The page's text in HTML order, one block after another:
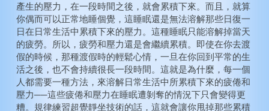
產生的壓力，在一段時間之後，就會累積下來。而且，就算
你偶而可以正常地睡個覺，這睡眠還是無法溶解那些日復一
日在日常生活中累積下來的壓力。這種睡眠只能溶解掉當天
的疲勞。所以，疲勞和壓力還是會繼續累積。即使在你去渡
假的時候，那種渡假時的輕鬆心情，一旦在你回到平常的生
活之後，也不會持續很長一段時間。這就是為什麼，每一個
人都需要一種方法，來溶解日常生活中所累積下來的疲倦和
壓力──這些疲倦和壓力在睡眠遭剝奪的情況下只會變得更
糟。規律練習超覺靜坐技術的話，這就會讓你甩掉那些累積